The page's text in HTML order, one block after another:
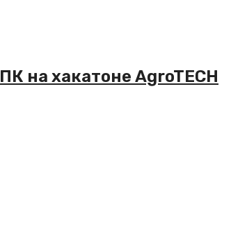
на хакатоне AgroTECH